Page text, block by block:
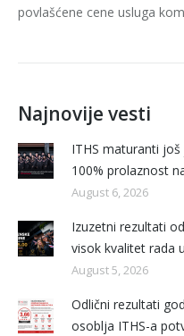
povlašćene cene usluga
Najnovije vesti
ITHS maturanti
100% prolaznost
August 6, 2026
Izuzetni rezultati
visok kvalitet rada
August 5, 2026
Odlični rezultati
osoblja ITHS-a